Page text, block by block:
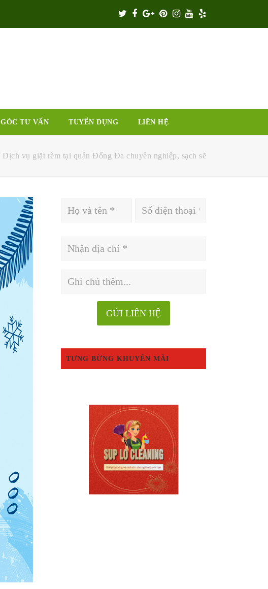
Twitter
Facebook
Google
Plus
Pinterest
Instagram
Youtube
Yelp
GÓC TƯ VẤN TUYỂN DỤNG LIÊN HỆ
Dịch vụ giặt rèm tại quận Đống Đa chuyên nghiệp, sạch sẽ
TƯNG BỪNG KHUYẾN MÃI